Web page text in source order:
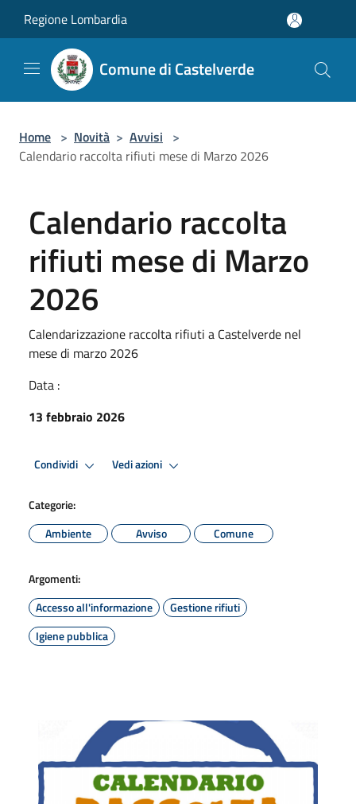
Regione Lombardia
Comune di Castelverde
Home > Novità > Avvisi >
Calendario raccolta rifiuti mese di Marzo 2026
Calendario raccolta
rifiuti mese di Marzo
2026
Calendarizzazione raccolta rifiuti a Castelverde nel
mese di marzo 2026
Data :
13 febbraio 2026
Condividi Vedi azioni
Categorie:
Ambiente
Avviso Comune
Argomenti:
Accesso all'informazione
Gestione rifiuti
Igiene pubblica